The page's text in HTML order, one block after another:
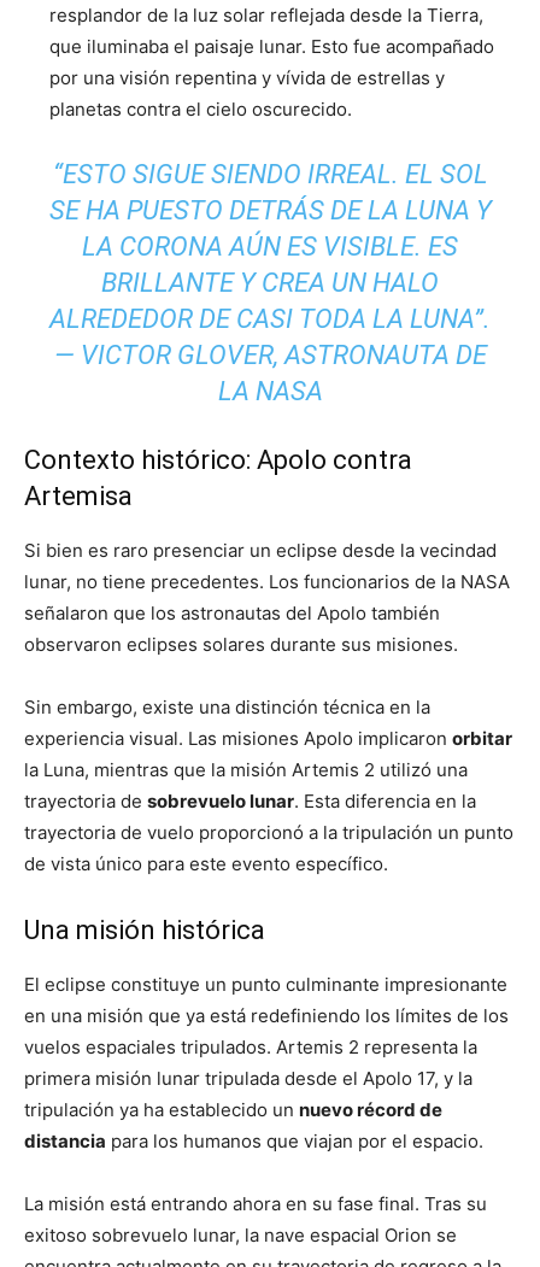
resplandor de la luz solar reflejada desde la Tierra,
que iluminaba el paisaje lunar. Esto fue acompañado
por una visión repentina y vívida de estrellas y
planetas contra el cielo oscurecido.
“ESTO SIGUE SIENDO IRREAL. EL SOL
SE HA PUESTO DETRÁS DE LA LUNA Y
LA CORONA AÚN ES VISIBLE. ES
BRILLANTE Y CREA UN HALO
ALREDEDOR DE CASI TODA LA LUNA”.
— VICTOR GLOVER, ASTRONAUTA DE
LA NASA
Contexto histórico: Apolo contra
Artemisa
Si bien es raro presenciar un eclipse desde la vecindad
lunar, no tiene precedentes. Los funcionarios de la NASA
señalaron que los astronautas del Apolo también
observaron eclipses solares durante sus misiones.
Sin embargo, existe una distinción técnica en la
experiencia visual. Las misiones Apolo implicaron orbitar
la Luna, mientras que la misión Artemis 2 utilizó una
trayectoria de sobrevuelo lunar. Esta diferencia en la
trayectoria de vuelo proporcionó a la tripulación un punto
de vista único para este evento específico.
Una misión histórica
El eclipse constituye un punto culminante impresionante
en una misión que ya está redefiniendo los límites de los
vuelos espaciales tripulados. Artemis 2 representa la
primera misión lunar tripulada desde el Apolo 17, y la
tripulación ya ha establecido un nuevo récord de
distancia para los humanos que viajan por el espacio.
La misión está entrando ahora en su fase final. Tras su
exitoso sobrevuelo lunar, la nave espacial Orion se